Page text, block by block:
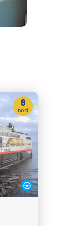
8
nocí